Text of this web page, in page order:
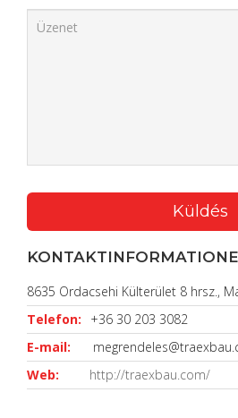
8635 Ordacsehi Külterület 8 hrsz.,
Telefon:
+36 30 203 3082
E-mail:
Web:
http://traexbau.com/